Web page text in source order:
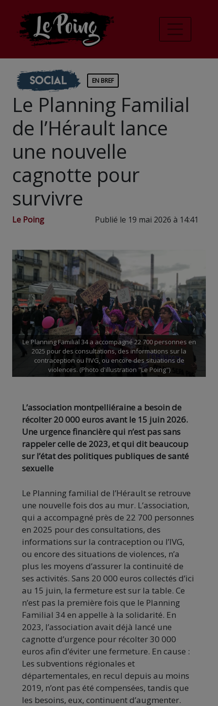
Social EN BREF
Le Planning Familial
de l’Hérault lance
une nouvelle
cagnotte pour
survivre
Le Poing Publié le 19 mai 2026 à 14:41
Le Planning Familial 34 a accompagné 22 700 personnes en
2025 pour des consultations, des informations sur la
contraception ou l'IVG, ou encore des situations de
violences. (Photo d'illustration "Le Poing")
L’association montpelliéraine a besoin de
récolter 20 000 euros avant le 15 juin 2026.
Une urgence financière qui n’est pas sans
rappeler celle de 2023, et qui dit beaucoup
sur l’état des politiques publiques de santé
sexuelle
Le Planning familial de l’Hérault se retrouve
une nouvelle fois dos au mur. L’association,
qui a accompagné près de 22 700 personnes
en 2025 pour des consultations, des
informations sur la contraception ou l’IVG,
ou encore des situations de violences, n’a
plus les moyens d’assurer la continuité de
ses activités. Sans 20 000 euros collectés d’ici
au 15 juin, la fermeture est sur la table. Ce
n’est pas la première fois que le Planning
Familial 34 en appelle à la solidarité. En
2023, l’association avait déjà lancé une
cagnotte d’urgence pour récolter 30 000
euros afin d’éviter une fermeture. En cause :
Les subventions régionales et
départementales, en recul depuis au moins
2019, n’ont pas été compensées, tandis que
les besoins, eux, continuent d’augmenter.